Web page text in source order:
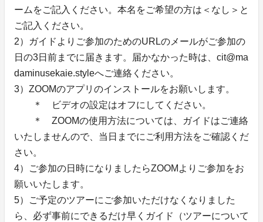
ームをご記入ください。本名をご希望の方は＜なし＞と
ご記入ください。
2）ガイドよりご参加のためのURLのメールがご参加の
日の3日前までに届きます。届かなかった時は、cit@ma
daminusekaie.styleへご連絡ください。
3）ZOOMのアプリのインストールをお願いします。
＊ ビデオの設定はオフにしてください。
＊ ZOOMの使用方法については、ガイドはご連絡
いたしませんので、当日までにご利用方法をご確認くだ
さい。
4）ご参加の日時になりましたらZOOMよりご参加をお
願いいたします。
5）ご予定のツアーにご参加いただけなくなりました
ら、必ず事前にできるだけ早くガイド（ツアーについて